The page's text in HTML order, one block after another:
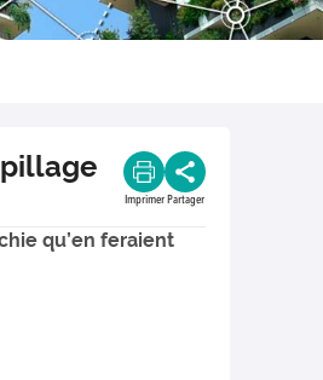
Imprimer Partager
qu’en feraient